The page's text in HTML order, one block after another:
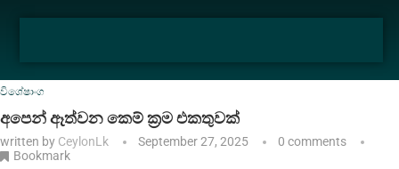
විශේෂාංග
අපෙන් ඈත්වන කෙම් ක්‍රම එකතුවක්
written by CeylonLk September 27, 2025
0 comments
Bookmark